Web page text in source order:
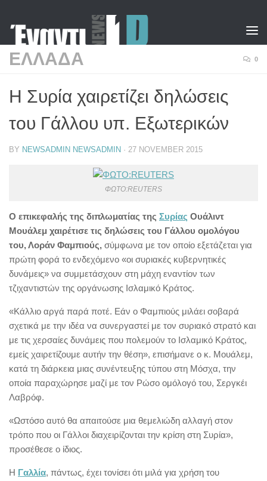
ΕΛΛΑΔΑ 0
Η Συρία χαιρετίζει δηλώσεις
του Γάλλου υπ. Εξωτερικών
BY NEWSADMIN NEWSADMIN · 27 NOVEMBER 2015
ΦΩΤΟ:REUTERS
Ο επικεφαλής της διπλωματίας της Συρίας Ουάλιντ
Μουάλεμ χαιρέτισε τις δηλώσεις του Γάλλου ομολόγου
του, Λοράν Φαμπιούς, σύμφωνα με τον οποίο εξετάζεται για
πρώτη φορά το ενδεχόμενο «οι συριακές κυβερνητικές
δυνάμεις» να συμμετάσχουν στη μάχη εναντίον των
τζιχαντιστών της οργάνωσης Ισλαμικό Κράτος.
«Κάλλιο αργά παρά ποτέ. Εάν ο Φαμπιούς μιλάει σοβαρά
σχετικά με την ιδέα να συνεργαστεί με τον συριακό στρατό και
με τις χερσαίες δυνάμεις που πολεμούν το Ισλαμικό Κράτος,
εμείς χαιρετίζουμε αυτήν την θέση», επισήμανε ο κ. Μουάλεμ,
κατά τη διάρκεια μιας συνέντευξης τύπου στη Μόσχα, την
οποία παραχώρησε μαζί με τον Ρώσο ομόλογό του, Σεργκέι
Λαβρόφ.
«Ωστόσο αυτό θα απαιτούσε μια θεμελιώδη αλλαγή στον
τρόπο που οι Γάλλοι διαχειρίζονται την κρίση στη Συρία»,
προσέθεσε ο ίδιος.
Η Γαλλία, πάντως, έχει τονίσει ότι μιλά για χρήση του